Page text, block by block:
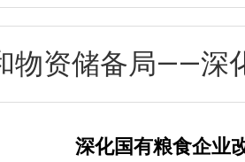
物资储备局——深
深化国有粮食企业